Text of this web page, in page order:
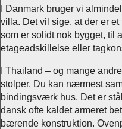
I Danmark bruger vi
villa. Det vil sige, at der er
som er solidt nok bygget, til
etageadskillelse eller
I Thailand – og mange
stolper. Du kan nærmest
bindingsværk hus. Det er
dansk ofte kaldet armeret
bærende konstruktion.